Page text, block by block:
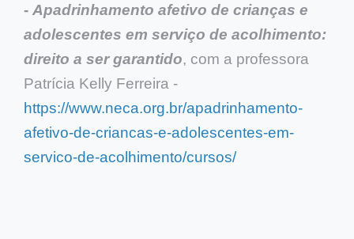
- Apadrinhamento afetivo de crianças e
adolescentes em serviço de acolhimento:
direito a ser garantido, com a professora
Patrícia Kelly Ferreira -
https://www.neca.org.br/apadrinhamento-
afetivo-de-criancas-e-adolescentes-em-
servico-de-acolhimento/cursos/